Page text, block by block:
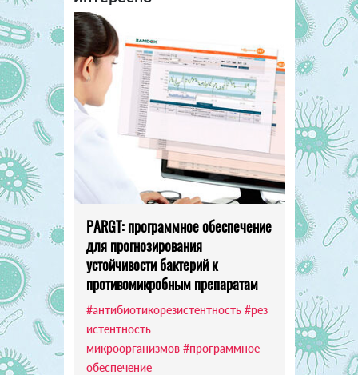
PARGT: программное обеспечение
для прогнозирования
устойчивости бактерий к
противомикробным препаратам
#антибиотикорезистентность #рез
истентность
микроорганизмов #программное
обеспечение